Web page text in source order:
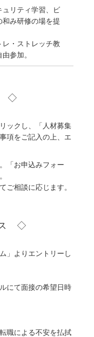
ュリティ学習、ビ
み研修の場を提
レ・ストレッチ教
参加。
ックし、「人材募集
項をご記入の上、エ
「お申込みフォー
ご相談に応じます。
」よりエントリーし
にて面接の希望日時
職による不安を払拭